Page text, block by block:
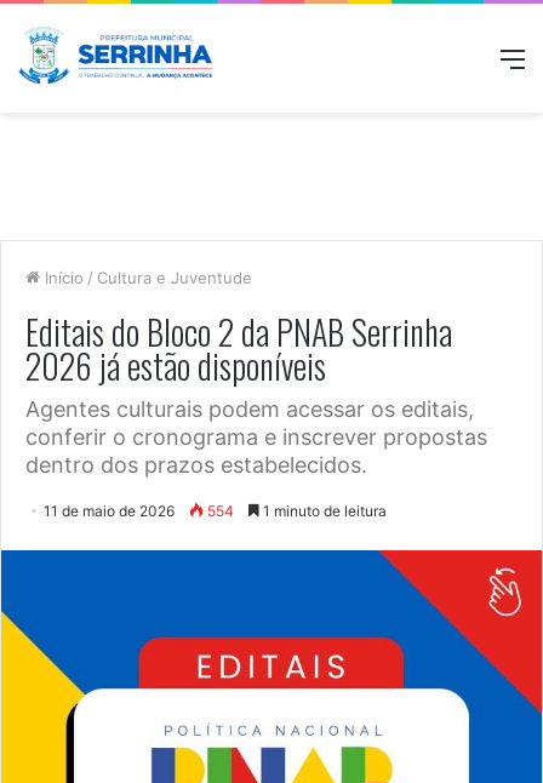
Início / Cultura e Juventude
Editais do Bloco 2 da PNAB Serrinha
2026 já estão disponíveis
Agentes culturais podem acessar os editais,
conferir o cronograma e inscrever propostas
dentro dos prazos estabelecidos.
11 de maio de 2026 554 1 minuto de leitura